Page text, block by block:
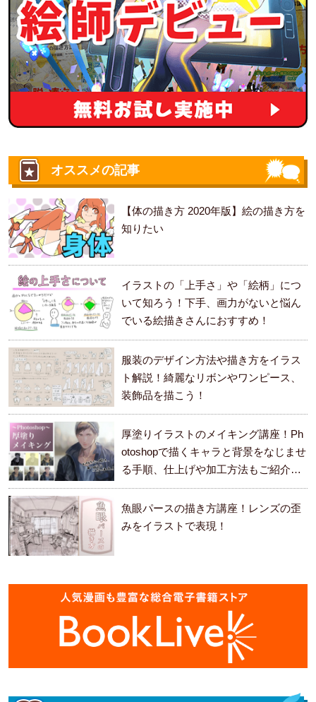
オススメの記事
【体の描き方 2020年版】絵の描き方を
知りたい
イラストの「上手さ」や「絵柄」につ
いて知ろう！下手、画力がないと悩ん
でいる絵描きさんにおすすめ！
服装のデザイン方法や描き方をイラス
ト解説！綺麗なリボンやワンピース、
装飾品を描こう！
厚塗りイラストのメイキング講座！Ph
otoshopで描くキャラと背景をなじませ
る手順、仕上げや加工方法もご紹介し
ます。
魚眼パースの描き方講座！レンズの歪
みをイラストで表現！